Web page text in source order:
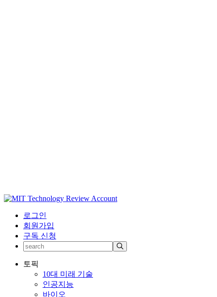
로그인
회원가입
구독 신청
토픽
10대 미래 기술
인공지능
바이오